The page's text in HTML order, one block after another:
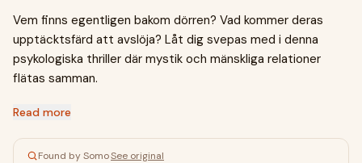
Vem finns egentligen bakom dörren? Vad kommer deras
upptäcktsfärd att avslöja? Låt dig svepas med i denna
psykologiska thriller där mystik och mänskliga relationer
flätas samman.
Read more
Found by SomoSee original